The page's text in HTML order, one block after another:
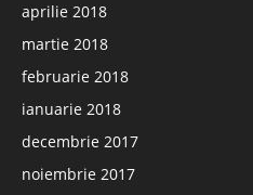
aprilie 2018
martie 2018
februarie 2018
ianuarie 2018
decembrie 2017
noiembrie 2017